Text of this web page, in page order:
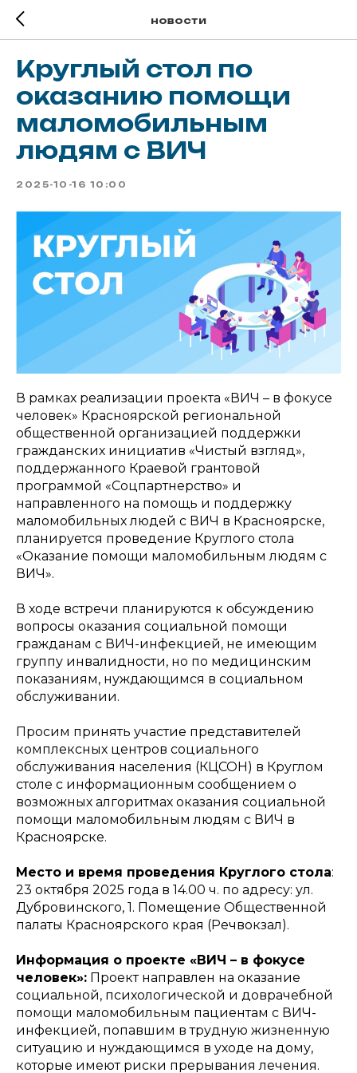
новости
Круглый стол по
оказанию помощи
маломобильным
людям с ВИЧ
2025-10-16 10:00
В рамках реализации проекта «ВИЧ – в фокусе
человек» Красноярской региональной
общественной организацией поддержки
гражданских инициатив «Чистый взгляд»,
поддержанного Краевой грантовой
программой «Соцпартнерство» и
направленного на помощь и поддержку
маломобильных людей с ВИЧ в Красноярске,
планируется проведение Круглого стола
«Оказание помощи маломобильным людям с
ВИЧ».
В ходе встречи планируются к обсуждению
вопросы оказания социальной помощи
гражданам с ВИЧ-инфекцией, не имеющим
группу инвалидности, но по медицинским
показаниям, нуждающимся в социальном
обслуживании.
Просим принять участие представителей
комплексных центров социального
обслуживания населения (КЦСОН) в Круглом
столе с информационным сообщением о
возможных алгоритмах оказания социальной
помощи маломобильным людям с ВИЧ в
Красноярске.
Место и время проведения Круглого стола:
23 октября 2025 года в 14.00 ч. по адресу: ул.
Дубровинского, 1. Помещение Общественной
палаты Красноярского края (Речвокзал).
Информация о проекте «ВИЧ – в фокусе
человек»: Проект направлен на оказание
социальной, психологической и доврачебной
помощи маломобильным пациентам с ВИЧ-
инфекцией, попавшим в трудную жизненную
ситуацию и нуждающимся в уходе на дому,
которые имеют риски прерывания лечения.